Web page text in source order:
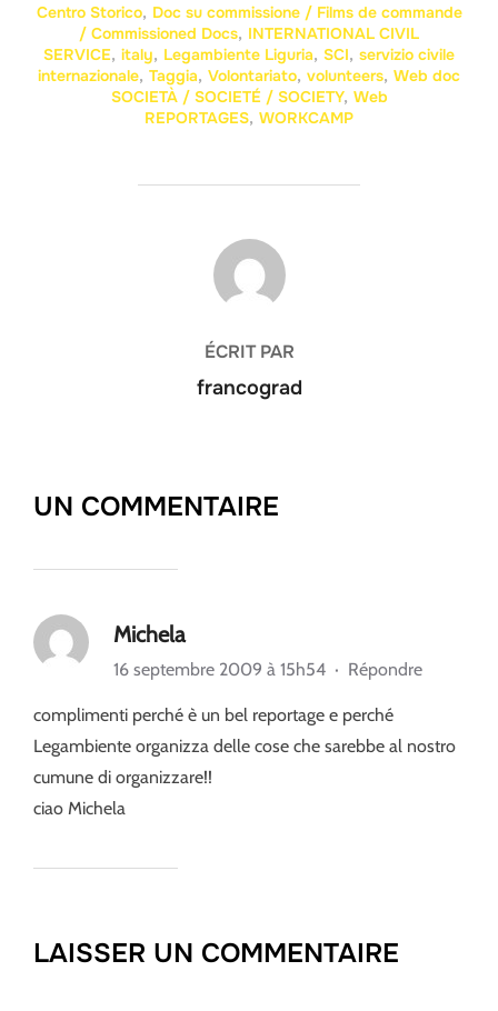
Centro Storico, Doc su commissione / Films de commande
/ Commissioned Docs, INTERNATIONAL CIVIL
SERVICE, italy, Legambiente Liguria, SCI, servizio civile
internazionale, Taggia, Volontariato, volunteers, Web doc
SOCIETÀ / SOCIETÉ / SOCIETY, Web
REPORTAGES, WORKCAMP
AUTEUR DE LA PUBLICATION
ÉCRIT PAR
francograd
UN COMMENTAIRE
Michela
16 septembre 2009 à 15h54 · Répondre
complimenti perché è un bel reportage e perché
Legambiente organizza delle cose che sarebbe al nostro
cumune di organizzare!!
ciao Michela
LAISSER UN COMMENTAIRE